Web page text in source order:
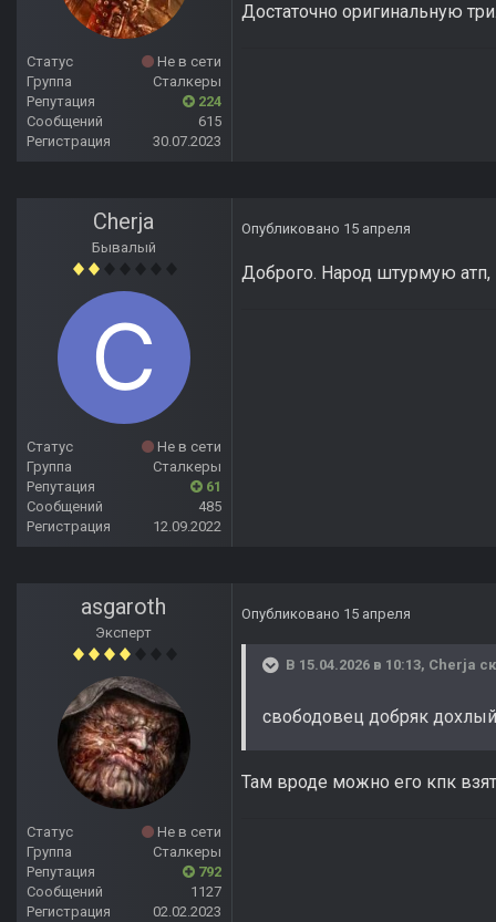
Статус
Не в сети
Группа
Сталкеры
Репутация
224
Сообщений
615
Регистрация
30.07.2023
Достаточно оригинальную
Cherja
Бывалый
Статус
Не в сети
Группа
Сталкеры
Репутация
61
Сообщений
485
Регистрация
12.09.2022
Опубликовано 15 апреля
Доброго. Народ штурмую
asgaroth
Эксперт
Статус
Не в сети
Группа
Сталкеры
Репутация
792
Сообщений
1127
Регистрация
02.02.2023
Опубликовано 15 апреля
В 15.04.2026 в 10:13, Cherja
свободовец добряк
Там вроде можно его кпк